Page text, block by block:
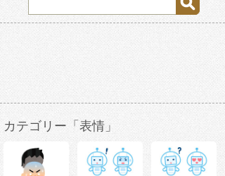
カテゴリー「表情」